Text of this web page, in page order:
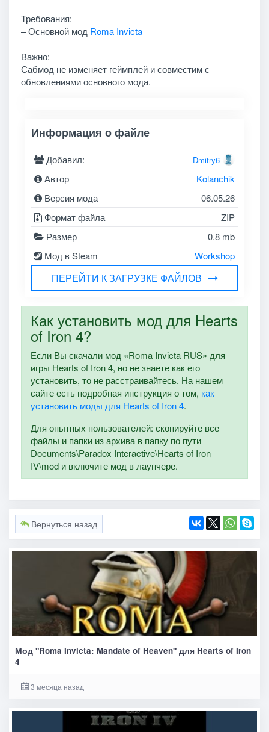
Требования:
– Основной мод Roma Invicta
Важно:
Сабмод не изменяет геймплей и совместим с
обновлениями основного мода.
Информация о файле
Добавил: Dmitry6
Автор
Kolanchik
Версия мода
06.05.26
Формат файла
ZIP
Размер
0.8 mb
Мод в Steam
Workshop
ПЕРЕЙТИ К ЗАГРУЗКЕ ФАЙЛОВ
Как установить мод для Hearts
of Iron 4?
Если Вы скачали мод «Roma Invicta RUS» для
игры Hearts of Iron 4, но не знаете как его
установить, то не расстраивайтесь. На нашем
сайте есть подробная инструкция о том, как
установить моды для Hearts of Iron 4.
Для опытных пользователей: скопируйте все
файлы и папки из архива в папку по пути
Documents\Paradox Interactive\Hearts of Iron
IV\mod и включите мод в лаунчере.
Вернуться назад
Мод "Roma Invicta: Mandate of Heaven" для Hearts of Iron
4
3 месяца назад